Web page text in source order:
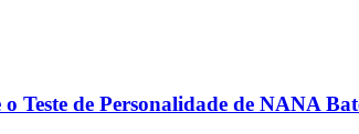
Teste de Personalidade de NANA